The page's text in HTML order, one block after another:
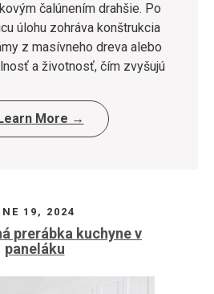
čalúnením drahšie. Po
úlohu zohráva konštrukcia
z masívneho dreva alebo
a životnosť, čím zvyšujú
Learn More →
19, 2024
prerábka kuchyne v
paneláku